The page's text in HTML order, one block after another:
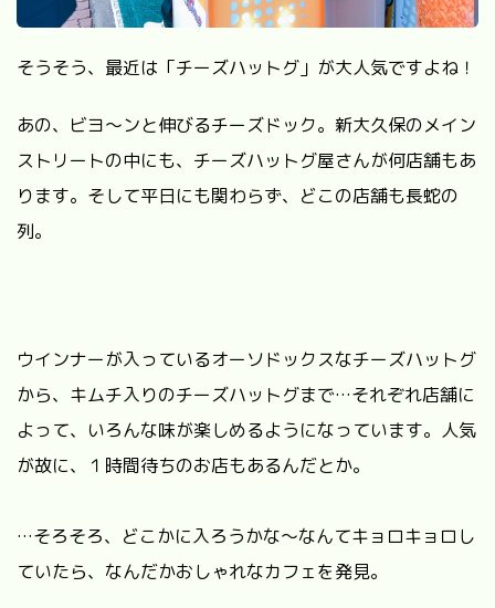
そうそう、最近は「チーズハットグ」が大人気ですよね！
あの、ビヨ〜ンと伸びるチーズドック。新大久保のメイン
ストリートの中にも、チーズハットグ屋さんが何店舗もあ
ります。そして平日にも関わらず、どこの店舗も長蛇の
列。
ウインナーが入っているオーソドックスなチーズハットグ
から、キムチ入りのチーズハットグまで…それぞれ店舗に
よって、いろんな味が楽しめるようになっています。人気
が故に、１時間待ちのお店もあるんだとか。
…そろそろ、どこかに入ろうかな〜なんてキョロキョロし
ていたら、なんだかおしゃれなカフェを発見。